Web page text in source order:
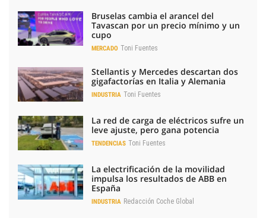
Bruselas cambia el arancel del
Tavascan por un precio mínimo y un
cupo
MERCADO Toni Fuentes
Stellantis y Mercedes descartan dos
gigafactorías en Italia y Alemania
INDUSTRIA Toni Fuentes
La red de carga de eléctricos sufre un
leve ajuste, pero gana potencia
TENDENCIAS Toni Fuentes
La electrificación de la movilidad
impulsa los resultados de ABB en
España
INDUSTRIA Redacción Coche Global